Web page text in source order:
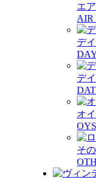
エ
AIR
デ
デ
オ
そ